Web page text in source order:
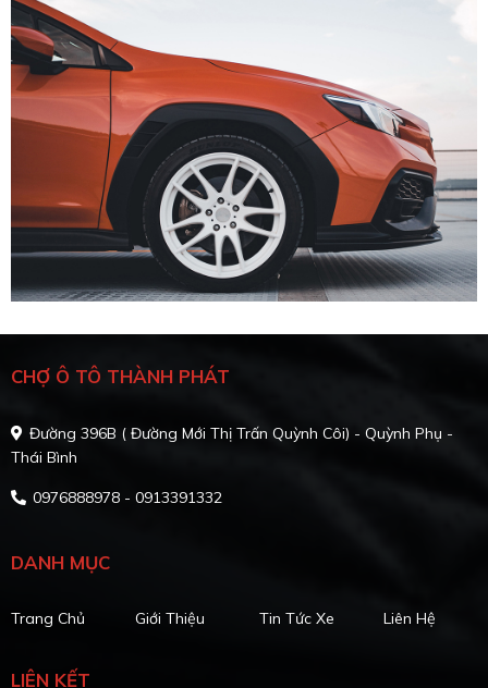
CHỢ Ô TÔ THÀNH PHÁT
Đường 396B ( Đường Mới Thị Trấn Quỳnh Côi) - Quỳnh Phụ -
Thái Bình
0976888978 - 0913391332
DANH MỤC
Trang Chủ Giới Thiệu Tin Tức Xe Liên Hệ
LIÊN KẾT